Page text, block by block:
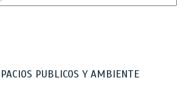
PUBLICOS Y AMBIENTE